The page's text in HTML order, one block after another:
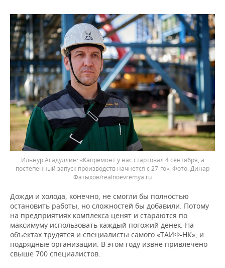
Ильнур Асадуллин: «Капремонт у нас стартовал 4 сентября, а
постепенный запуск производств начнется с 27-го».
Динар
Фатыхов/realnoevremya.ru
Дожди и холода, конечно, не смогли бы полностью
остановить работы, но сложностей бы добавили. Потому
на предприятиях комплекса ценят и стараются по
максимуму использовать каждый погожий денек. На
объектах трудятся и специалисты самого «ТАИФ-НК», и
подрядные организации. В этом году извне привлечено
свыше 700 специалистов.